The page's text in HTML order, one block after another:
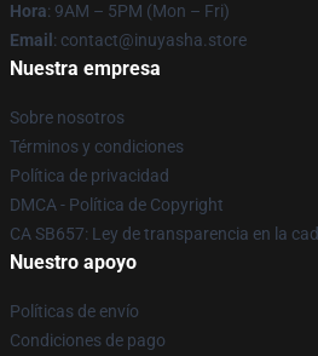
Hora: 9AM – 5PM (Mon – Fri)
Email : contact@inuyasha.store
Nuestra empresa
Sobre nosotros
Términos y condiciones
Política de privacidad
DMCA - Política de Copyright
CA SB657: Ley de transparencia en la
Nuestro apoyo
Políticas de envío
Condiciones de pago